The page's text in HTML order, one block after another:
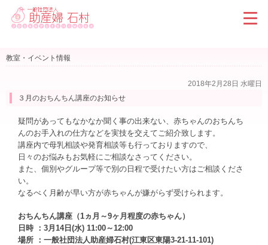
教室・イベント情報
2018年2月28日 水曜日
３月のおちんちん講座のお知らせ
疑問があってもなかなか聞く事の出来ない、赤ちゃんのおちんち
んのお手入れの仕方などを実技を交えてご紹介致します。
講座内で母乳相談や発育相談等も行っておりますので、
日々のお悩みもお気軽にご相談なさってください。
また、個別やグループ等で別の日程で受けたい方はご相談くださ
い。
なるべく月齢が早い方が赤ちゃんが嫌がらず受けられます。
おちんちん講座（1ヵ月～9ヶ月程度の赤ちゃん）
日時 ：3月14日(水) 11:00～12:00
場所 ：一般社団法人助産婦石村(江東区東陽3-21-11-101)